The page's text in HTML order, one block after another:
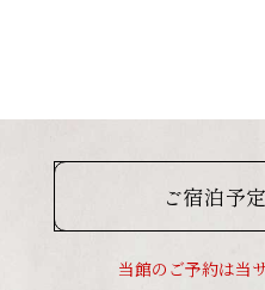
ご宿泊予
当館のご予約は当